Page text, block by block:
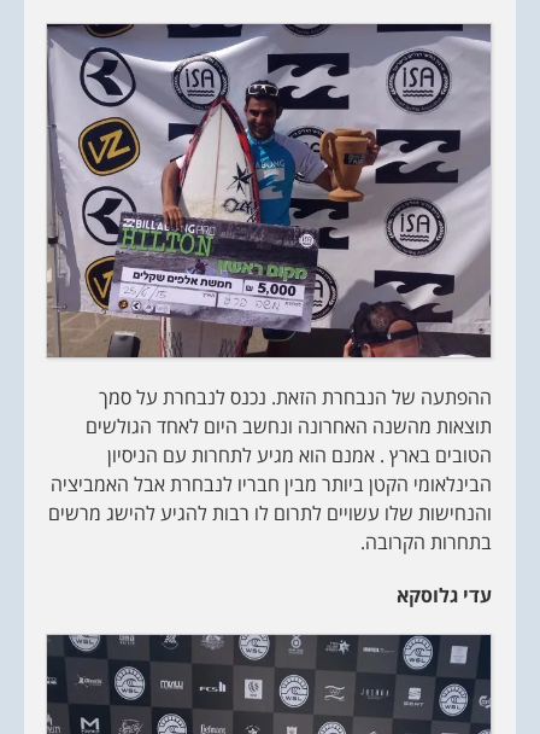
ההפתעה של הנבחרת הזאת. נכנס לנבחרת על סמך
תוצאות מהשנה האחרונה ונחשב היום לאחד הגולשים
הטובים בארץ . אמנם הוא מגיע לתחרות עם הניסיון
הבינלאומי הקטן ביותר מבין חבריו לנבחרת אבל האמביציה
והנחישות שלו עשויים לתרום לו רבות להגיע להישג מרשים
בתחרות הקרובה.
עדי גלוסקא